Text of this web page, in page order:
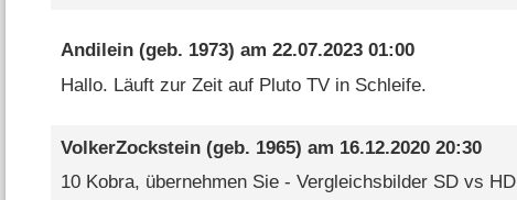
Andilein(geb. 1973) am 22.07.2023 01:00
Hallo. Läuft zur Zeit auf Pluto TV in Schleife.
VolkerZockstein(geb. 1965) am 16.12.2020 20:30
10 Kobra, übernehmen Sie - Vergleichsbilder SD vs HD